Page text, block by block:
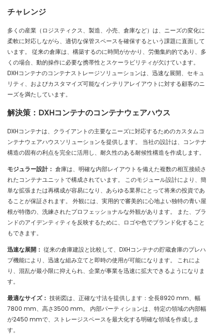
チャレンジ
多くの産業（ロジスティクス、製造、小売、倉庫など）は、ニーズの変化に
柔軟に対応しながら、適切な保管スペースを確保するという課題に直面して
います。 従来の倉庫は、構築するのに時間がかかり、労働集約的であり、多
くの場合、動的操作に必要な携帯性とスケーラビリティが欠けています。
DXHコンテナのコンテナストレージソリューションは、迅速な展開、セキュ
リティ、およびカスタマイズ可能なインテリアレイアウトに対する顧客のニ
ーズを満たしています。
解決策：DXHコンテナのコンテナウェアハウス
DXHコンテナは、クライアントの主要なニーズに対応するためのカスタムコ
ンテナウェアハウスソリューションを提供します。 当社の設計は、コンテナ
構造の固有の利点を完全に活用し、耐久性のある耐候性構造を作成します。
モジュラー設計： 倉庫は、明確な内部レイアウトを備えた複数の相互接続さ
れたコンテナユニットで構成されています。 このモジュール設計により、簡
単な拡張または再構成が容易になり、あらゆる業界にとって将来の投資であ
ることが保証されます。 外観には、実用的で審美的に心地よい独特の青い屋
根が特徴の、洗練されたプロフェッショナルな外観があります。 また、ブラ
ンドのアイデンティティを反映するために、ロゴや色でブランド化すること
もできます。
迅速な展開： 従来の倉庫建設と比較して、DXHコンテナの貯蔵倉庫のプレハ
ブ機能により、迅速な組み立てと即時の使用が可能になります。 これによ
り、混乱が最小限に抑えられ、企業が事業を迅速に拡大できるようになりま
す。
最適なサイズ： 技術図は、正確な寸法を提供します：全長8920 mm、幅
7800 mm、高さ3500 mm。 内部パーティションは、特定の領域の内部幅
が2450 mmで、ストレージスペースを最大化する明確な領域を作成しま
す。